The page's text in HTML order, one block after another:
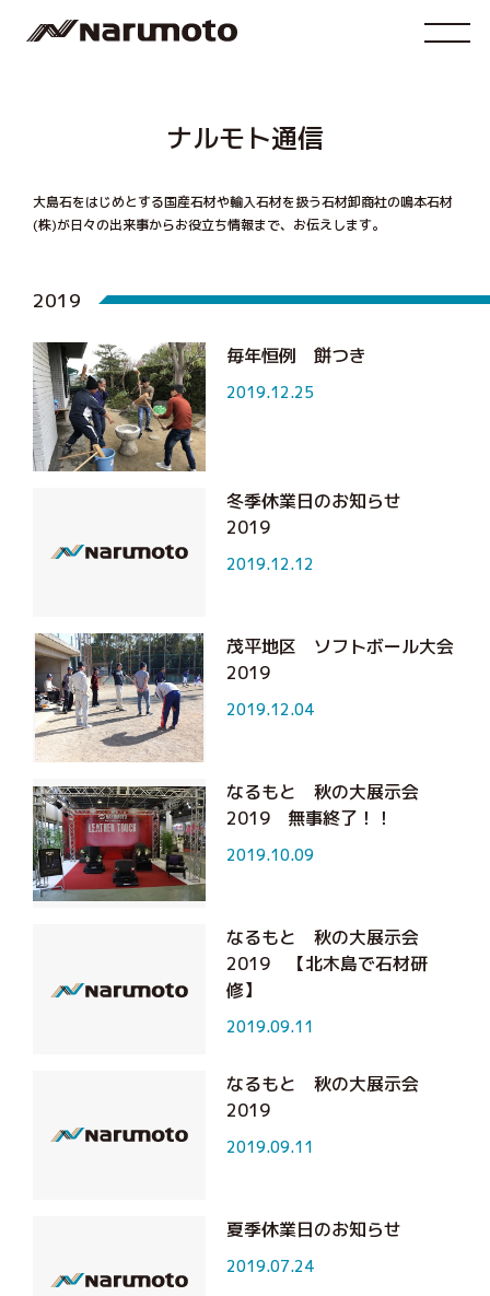
ナルモト通信
大島石をはじめとする国産石材や輸入石材を扱う石材卸商社の鳴本石材
(株)が日々の出来事からお役立ち情報まで、お伝えします。
2019
毎年恒例 餅つき
2019.12.25
冬季休業日のお知らせ
2019
2019.12.12
茂平地区 ソフトボール大会
2019
2019.12.04
なるもと 秋の大展示会
2019 無事終了！！
2019.10.09
なるもと 秋の大展示会
2019 【北木島で石材研
修】
2019.09.11
なるもと 秋の大展示会
2019
2019.09.11
夏季休業日のお知らせ
2019.07.24